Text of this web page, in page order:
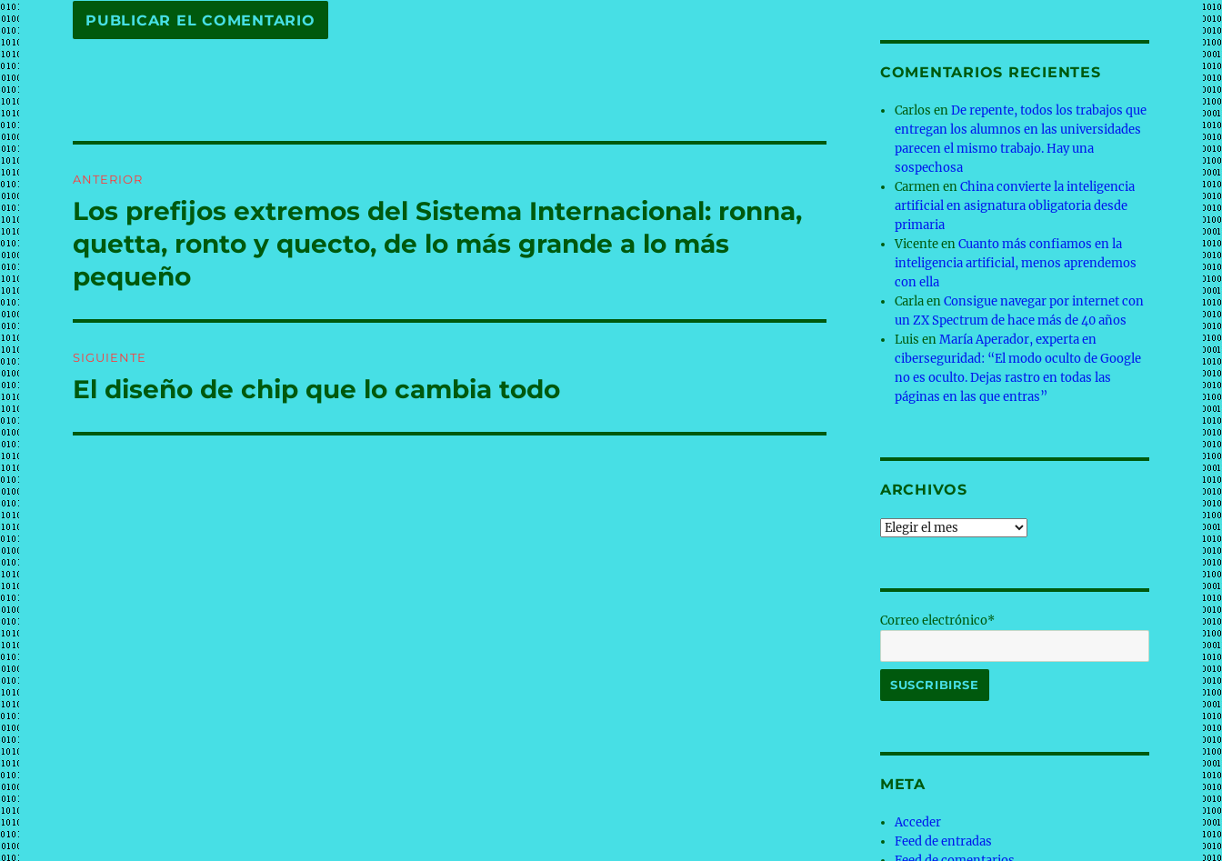
de
entradas
ANTERIOR
Entrada
anterior:
Los prefijos extremos del Sistema Internacional: ronna,
quetta, ronto y quecto, de lo más grande a lo más
pequeño
SIGUIENTE
Entrada
El diseño de chip que lo cambia todo
COMENTARIOS RECIENTES
Carlos enDe repente, todos los trabajos que
entregan los alumnos en las universidades
parecen el mismo trabajo. Hay una
sospechosa
CarmenenChina convierte la inteligencia
artificial en asignatura obligatoria desde
primaria
VicenteenCuanto más confiamos en la
inteligencia artificial, menos aprendemos
con ella
CarlaenConsigue navegar por internet con
un ZX Spectrum de hace más de 40 años
Luis enMaría Aperador, experta en
ciberseguridad: “El modo oculto de Google
no es oculto. Dejas rastro en todas las
páginas en las que entras”
ARCHIVOS
Archivos
Correo electrónico*
META
Acceder
Feed de entradas